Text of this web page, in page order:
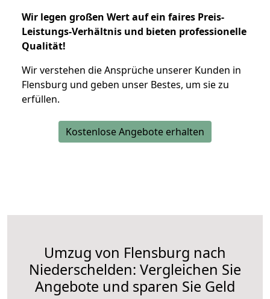
Wir legen großen Wert auf ein faires Preis-
Leistungs-Verhältnis und bieten professionelle
Qualität!
Wir verstehen die Ansprüche unserer Kunden in
Flensburg und geben unser Bestes, um sie zu
erfüllen.
Kostenlose Angebote erhalten
Umzug von Flensburg nach
Niederschelden: Vergleichen Sie
Angebote und sparen Sie Geld